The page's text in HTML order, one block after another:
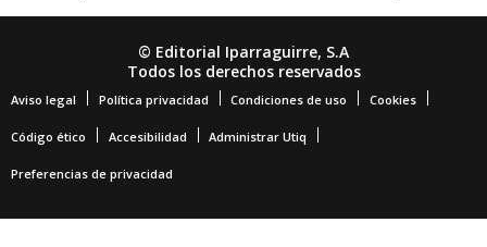
© Editorial Iparraguirre, S.A
Todos los derechos reservados
Aviso legal Política privacidad Condiciones de uso Cookies
Código ético Accesibilidad Administrar Utiq
Preferencias de privacidad